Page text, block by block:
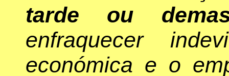
tarde ou
enfraquecer
económica e o